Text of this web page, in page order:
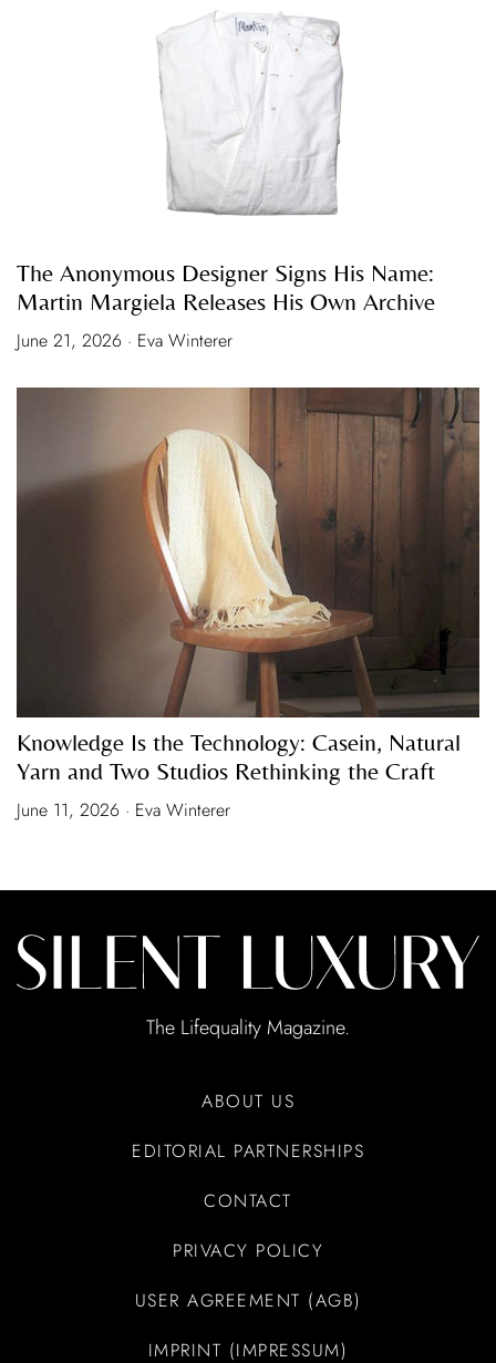
The Anonymous Designer Signs His Name:
Martin Margiela Releases His Own Archive
June 21, 2026 · Eva Winterer
Knowledge Is the Technology: Casein, Natural
Yarn and Two Studios Rethinking the Craft
June 11, 2026 · Eva Winterer
The Lifequality Magazine.
ABOUT US
EDITORIAL PARTNERSHIPS
CONTACT
PRIVACY POLICY
USER AGREEMENT (AGB)
IMPRINT (IMPRESSUM)